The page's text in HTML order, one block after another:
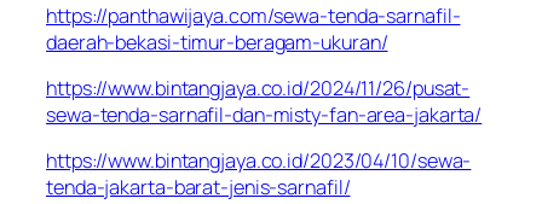
https://panthawijaya.com/sewa-tenda-sarnafil-
daerah-bekasi-timur-beragam-ukuran/
https://www.bintangjaya.co.id/2024/11/26/pusat-
sewa-tenda-sarnafil-dan-misty-fan-area-jakarta/
https://www.bintangjaya.co.id/2023/04/10/sewa-
tenda-jakarta-barat-jenis-sarnafil/